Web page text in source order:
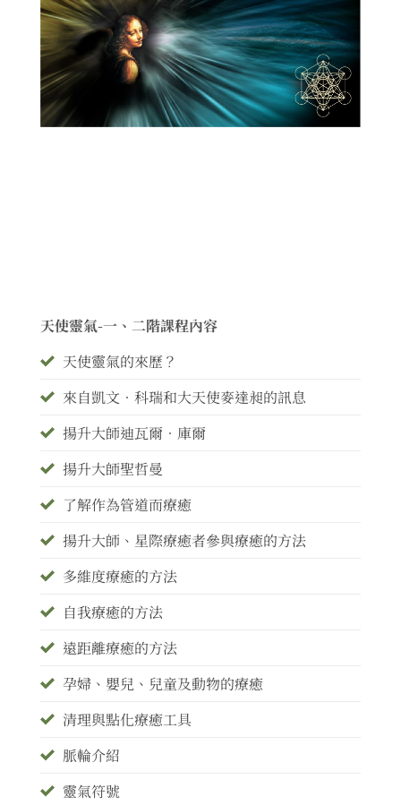
天使靈氣-一、二階課程內容
天使靈氣的來歷？
來自凱文•科瑞和大天使麥達昶的訊息
揚升大師迪瓦爾•庫爾
揚升大師聖哲曼
了解作為管道而療癒
揚升大師、星際療癒者參與療癒的方法
多維度療癒的方法
自我療癒的方法
遠距離療癒的方法
孕婦、嬰兒、兒童及動物的療癒
清理與點化療癒工具
脈輪介紹
靈氣符號